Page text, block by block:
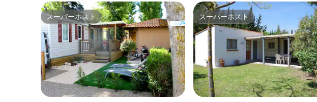
スーパーホスト
スーパーホスト スーパーホスト
スーパーホスト